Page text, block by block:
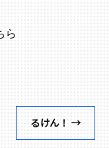
ら
るけん！ →